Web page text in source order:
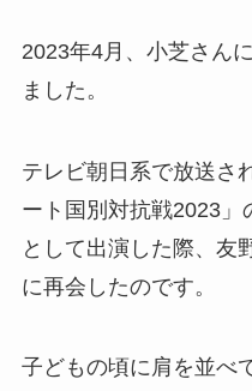
2023年4月、小芝さん
ました。
テレビ朝日系で放送さ
ート国別対抗戦2023」
として出演した際、友
に再会したのです。
子どもの頃に肩を並べ